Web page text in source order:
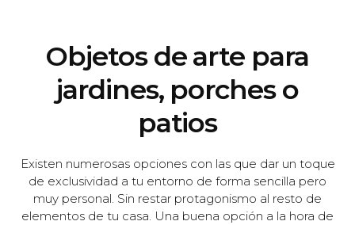
Objetos de arte para
jardines, porches o
patios
Existen numerosas opciones con las que dar un toque
de exclusividad a tu entorno de forma sencilla pero
muy personal. Sin restar protagonismo al resto de
elementos de tu casa. Una buena opción a la hora de